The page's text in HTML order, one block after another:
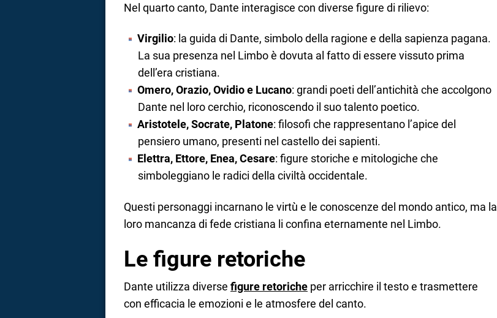
Nel quarto canto, Dante interagisce con diverse figure di rilievo:
Virgilio: la guida di Dante, simbolo della ragione e della sapienza pagana.
La sua presenza nel Limbo è dovuta al fatto di essere vissuto prima
dell’era cristiana.
Omero, Orazio, Ovidio e Lucano: grandi poeti dell’antichità che accolgono
Dante nel loro cerchio, riconoscendo il suo talento poetico.
Aristotele, Socrate, Platone: filosofi che rappresentano l’apice del
pensiero umano, presenti nel castello dei sapienti.
Elettra, Ettore, Enea, Cesare: figure storiche e mitologiche che
simboleggiano le radici della civiltà occidentale.
Questi personaggi incarnano le virtù e le conoscenze del mondo antico, ma la
loro mancanza di fede cristiana li confina eternamente nel Limbo.
Le figure retoriche
Dante utilizza diverse figure retoriche per arricchire il testo e trasmettere
con efficacia le emozioni e le atmosfere del canto.